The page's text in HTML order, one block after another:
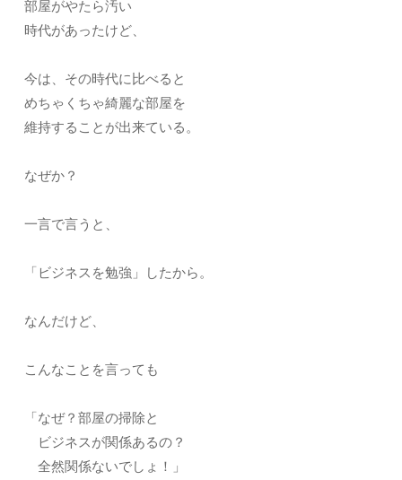
部屋がやたら汚い
時代があったけど、
今は、その時代に比べると
めちゃくちゃ綺麗な部屋を
維持することが出来ている。
なぜか？
一言で言うと、
「ビジネスを勉強」したから。
なんだけど、
こんなことを言っても
「なぜ？部屋の掃除と
ビジネスが関係あるの？
全然関係ないでしょ！」